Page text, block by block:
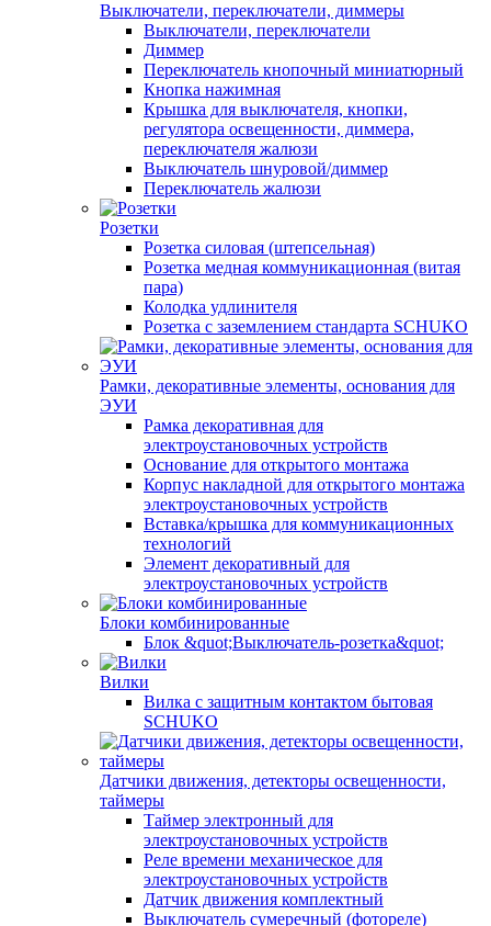
Выключатели, переключатели, диммеры
Выключатели, переключатели
Диммер
Переключатель кнопочный миниатюрный
Кнопка нажимная
Крышка для выключателя, кнопки,
регулятора освещенности, диммера,
переключателя жалюзи
Выключатель шнуровой/диммер
Переключатель жалюзи
Розетки
Розетка силовая (штепсельная)
Розетка медная коммуникационная (витая
пара)
Колодка удлинителя
Розетка с заземлением стандарта SCHUKO
Рамки, декоративные элементы, основания для
ЭУИ
Рамка декоративная для
электроустановочных устройств
Основание для открытого монтажа
Корпус накладной для открытого монтажа
электроустановочных устройств
Вставка/крышка для коммуникационных
технологий
Элемент декоративный для
электроустановочных устройств
Блоки комбинированные
Блок &quot;Выключатель-розетка&quot;
Вилки
Вилка с защитным контактом бытовая
SCHUKO
Датчики движения, детекторы освещенности,
таймеры
Таймер электронный для
электроустановочных устройств
Реле времени механическое для
электроустановочных устройств
Датчик движения комплектный
Выключатель сумеречный (фотореле)